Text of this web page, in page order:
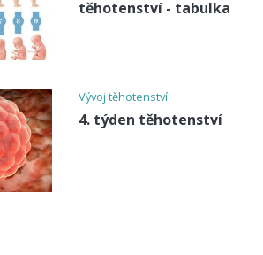
těhotenství - tabulka
Vývoj těhotenství
4. týden těhotenství